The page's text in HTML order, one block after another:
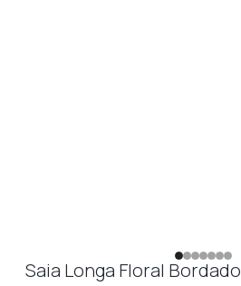
Saia Longa Floral Bordado